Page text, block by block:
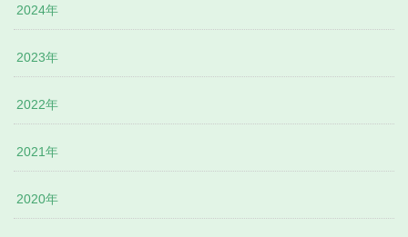
2024年
2023年
2022年
2021年
2020年